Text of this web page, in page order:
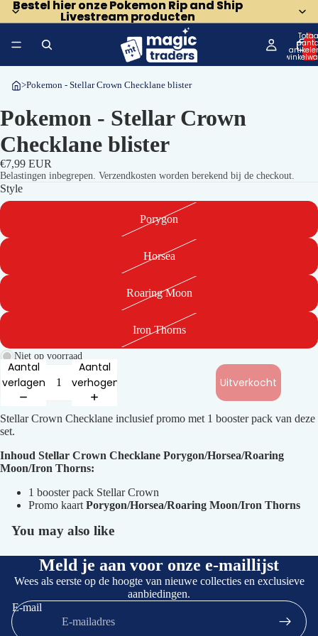
Bestel hier onze Pokemon Rip and Ship
Livestream producten
Bestel hier onze Pokemon Rip and Ship
Livestream producten
0
>Pokemon - Stellar Crown Checklane blister
Afbeelding
in
scherm
Pokemon - Stellar Crown
Checklane blister
€7,99 EUR
Belastingen inbegrepen. Verzendkosten worden berekend bij de checkout.
Style
Porygon
Horsea
Roaring Moon
Iron Thorns
Niet op voorraad
Aantal
verlagen
Aantal
verhogen
Uitverkocht
Stellar Crown Checklane inclusief promo met 1 booster pack van deze
set.
Inhoud Stellar Crown Checklane Porygon/Horsea/Roaring
Moon/Iron Thorns:
1 booster pack Stellar Crown
Promo kaart Porygon/Horsea/Roaring Moon/Iron Thorns
You may also like
Meld je aan voor onze e-maillijst
Wees als eerste op de hoogte van nieuwe collecties en exclusieve
aanbiedingen.
E-mail